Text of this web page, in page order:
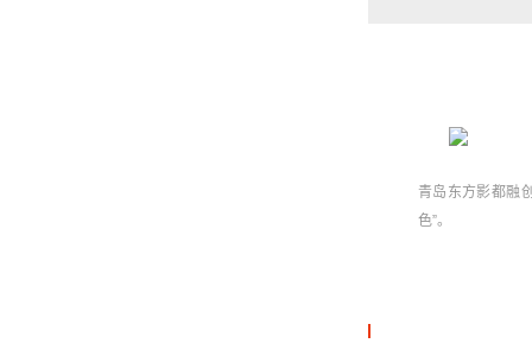
青岛东方影都融
色”。